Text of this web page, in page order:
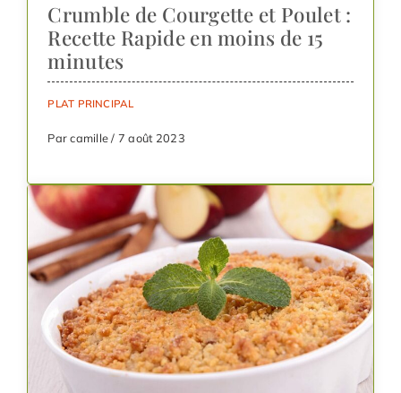
Crumble de Courgette et Poulet :
Recette Rapide en moins de 15
minutes
PLAT PRINCIPAL
Par camille / 7 août 2023